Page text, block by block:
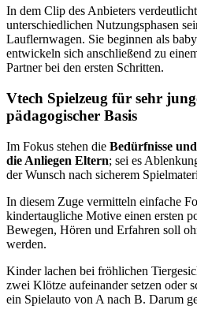
In dem Clip des Anbieters
unterschiedlichen Nutzungsphasen
Lauflernwagen. Sie beginnen als
entwickeln sich anschließend zu
Partner bei den ersten Schritten.
Vtech Spielzeug für sehr
pädagogischer Basis
Im Fokus stehen die Bedürfnisse
die Anliegen Eltern; sei es
der Wunsch nach sicherem
In diesem Zuge vermitteln einfache
kindertaugliche Motive einen ersten
Bewegen, Hören und Erfahren soll
werden.
Kinder lachen bei fröhlichen
zwei Klötze aufeinander setzen oder
ein Spielauto von A nach B. Darum